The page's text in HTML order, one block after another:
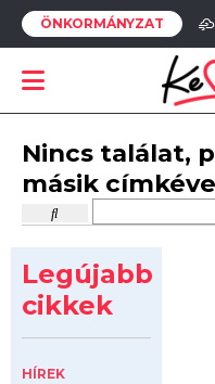
ÖNKORMÁNYZAT
Nincs találat,
másik
Legújabb
cikkek
HÍREK